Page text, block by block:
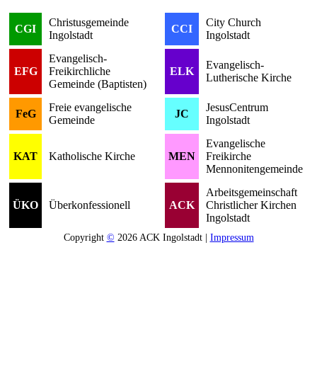
CGI
Christusgemeinde
Ingolstadt
CCI
City Church
Ingolstadt
EFG
Evangelisch-
Freikirchliche
Gemeinde (Baptisten)
ELK
Evangelisch-
Lutherische Kirche
FeG
Freie evangelische
Gemeinde
JC
JesusCentrum
Ingolstadt
KAT Katholische Kirche MEN
Evangelische
Freikirche
Mennonitengemeinde
ÜKO Überkonfessionell ACK
Arbeitsgemeinschaft
Christlicher Kirchen
Ingolstadt
Copyright © 2026 ACK Ingolstadt | Impressum